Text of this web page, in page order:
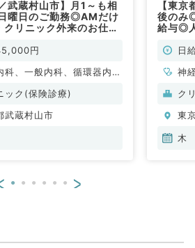
武蔵村山市】月1～も相
曜日のご勤務◎AMだけ
リニック外来のお仕事
円
科、一般内科、循環器内
吸器内科、消化器内科、内
ック(保険診療)
武蔵村山市
【東
後のみ
給与◎
内科日
神
科
循
内
ク
東
木
>